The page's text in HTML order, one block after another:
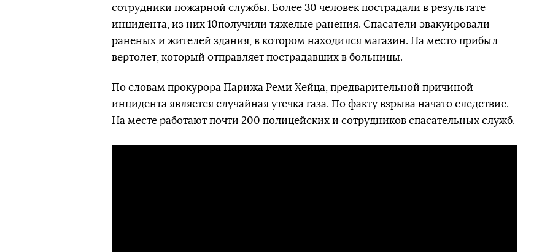
сотрудники пожарной службы. Более 30 человек пострадали в результате
инцидента, из них 10получили тяжелые ранения. Спасатели эвакуировали
раненых и жителей здания, в котором находился магазин. На место прибыл
вертолет, который отправляет пострадавших в больницы.
По словам прокурора Парижа Реми Хейца, предварительной причиной
инцидента является случайная утечка газа. По факту взрыва начато следствие.
На месте работают почти 200 полицейских и сотрудников спасательных служб.